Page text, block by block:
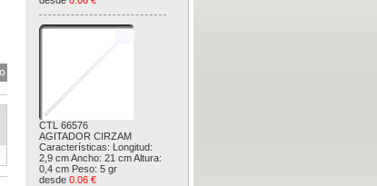
CTL 66576
AGITADOR CIRZAM
Características: Longitud:
2,9 cm Ancho: 21 cm Altura:
0,4 cm Peso: 5 gr
desde 0.06 €